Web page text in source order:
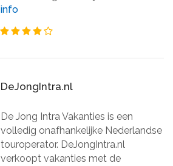
info
DeJongIntra.nl
De Jong Intra Vakanties is een
volledig onafhankelijke Nederlandse
touroperator. DeJongIntra.nl
verkoopt vakanties met de